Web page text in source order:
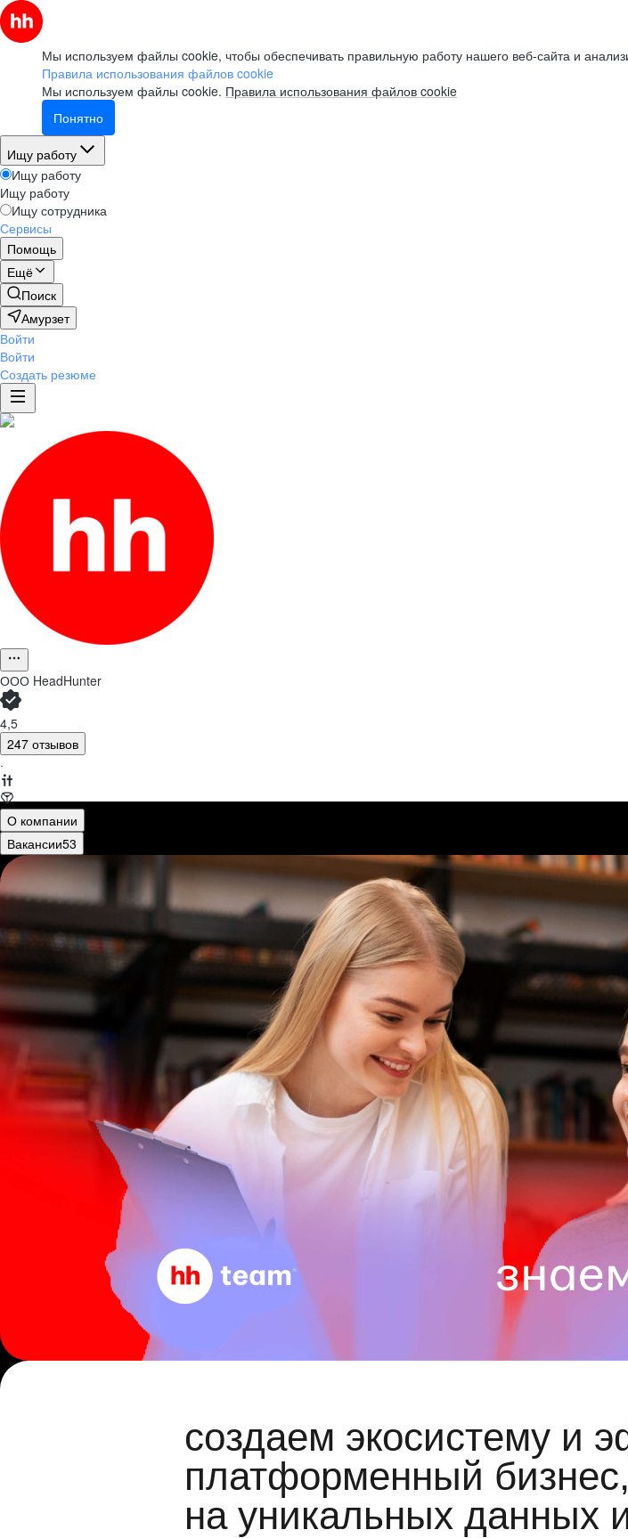
Мы используем файлы cookie, чтобы обеспечивать правильную работу нашего веб-сайта и
Правила использования файлов cookie
Мы используем файлы cookie. Правила использования файлов cookie
Понятно
Ищу работу
Ищу работу
Ищу работу
Ищу сотрудника
Сервисы
Помощь
Ещё
Поиск
Амурзет
Войти
Войти
Создать резюме
ООО HeadHunter
4,5
247 отзывов
·
О компании
Вакансии53
создаем экосистему и
платформенный
на уникальных данных